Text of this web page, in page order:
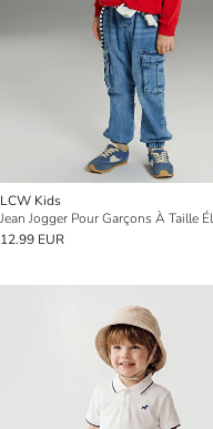
LCW Kids
12.99 EUR